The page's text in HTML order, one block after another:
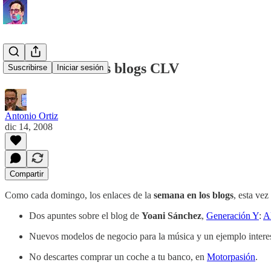
Suscribirse Iniciar sesión
La semana en los blogs CLV
Antonio Ortiz
dic 14, 2008
Compartir
Como cada domingo, los enlaces de la semana en los blogs, esta
Dos apuntes sobre el blog de Yoani Sánchez, Generación Y:
Nuevos modelos de negocio para la música y un ejemplo
No descartes comprar un coche a tu banco, en Motorpasión.